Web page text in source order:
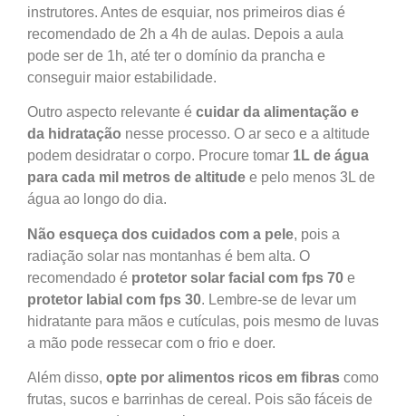
instrutores. Antes de esquiar, nos primeiros dias é
recomendado de 2h a 4h de aulas. Depois a aula
pode ser de 1h, até ter o domínio da prancha e
conseguir maior estabilidade.
Outro aspecto relevante é cuidar da alimentação e
da hidratação nesse processo. O ar seco e a altitude
podem desidratar o corpo. Procure tomar 1L de água
para cada mil metros de altitude e pelo menos 3L de
água ao longo do dia.
Não esqueça dos cuidados com a pele, pois a
radiação solar nas montanhas é bem alta. O
recomendado é protetor solar facial com fps 70 e
protetor labial com fps 30. Lembre-se de levar um
hidratante para mãos e cutículas, pois mesmo de luvas
a mão pode ressecar com o frio e doer.
Além disso, opte por alimentos ricos em fibras como
frutas, sucos e barrinhas de cereal. Pois são fáceis de